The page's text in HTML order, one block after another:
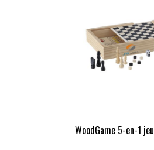
WoodGame 5-en-1 jeu